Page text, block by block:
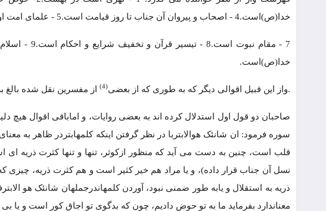
خدا(ص)است.4 - اصحاب و پیروان آن جناب تا روز قیامت است.5 - علمای امت او است.6 - قرآن و فضائل بسیار آن.
خدا(ص)است.
.واز این قبیل اقوالی دیگر که به طوری که از بعضی(4) از مفسرین نقل شده
صاحبان دو قول اول استدلال کرده اند به بعضی روایات، و اماباقی اقوال هیچ
سوره فرمود: ان شانئک هوالابتربا در نظر گرفتن اینکه کلمهابتردر ظاهر به
قلب است، چنین به دست می آید که منظور ازکوثر، تنها و تنها کثرت ذریه
نسل آن جناب قرار داده)، و یا مراد هم خیر کثیر است و هم کثرت ذریه،
ذریه به استقلال و یابه طور ضمنی نبود، آوردن کلمهاندرجملهان شانئک هو
معناندارد بفرماید ما به تو حوض دادیم، چون که بدگوی تو اجاق کور است و یا